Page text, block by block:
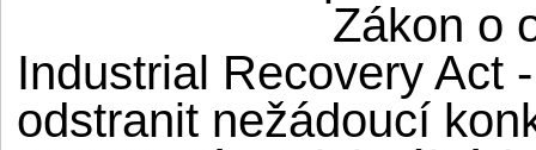
Zákon o
Industrial Recovery Act
odstranit nežádoucí